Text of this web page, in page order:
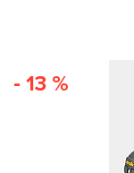
- 13 %